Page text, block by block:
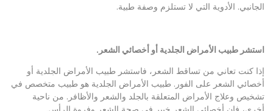
الجانبي. الأدوية التي لا تستلزم وصفة طبية.
استشر طبيب الأمراض الجلدية أو أخصائي الشعر .
إذا كنت تعاني من تساقط الشعر، فاستشر طبيب الأمراض الجلدية أو
أخصائي الشعر على الفور. طبيب الأمراض الجلدية هو طبيب متخصص في
تشخيص وعلاج الأمراض المتعلقة بالجلد والشعر والأظافر. من ناحية